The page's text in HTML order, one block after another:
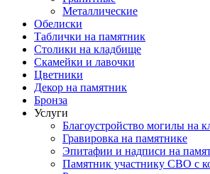
Металлические
Обелиски
Таблички на памятник
Столики на кладбище
Скамейки и лавочки
Цветники
Декор на памятник
Бронза
Услуги
Благоустройство могилы на
Гравировка на памятнике
Эпитафии и надписи на
Памятник участнику СВО с